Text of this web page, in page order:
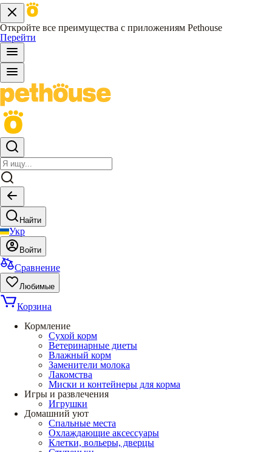
Откройте все преимущества с приложениям Pethouse
Перейти
Найти
Укр
Войти
Сравнение
Любимые
Корзина
Кормление
Сухой корм
Ветеринарные диеты
Влажный корм
Заменители молока
Лакомства
Миски и контейнеры для корма
Игры и развлечения
Игрушки
Домашний уют
Спальные места
Охлаждающие аксессуары
Клетки, вольеры, дверцы